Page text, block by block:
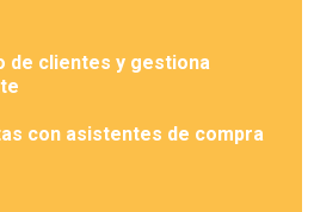
de clientes y gestiona
con asistentes de compra